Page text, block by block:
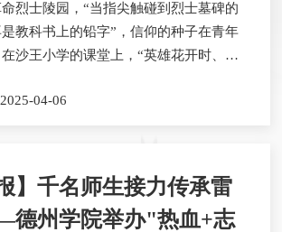
士陵园，“当指尖触碰到烈士墓碑的
教科书上的铅字”，信仰的种子在青年
沙王小学的课堂上，“英雄花开时、山
德州学院正以传统节日为切入点，把思
”和社会“大课堂”有效融合。 德州学院
化传承、情感共鸣”为一体的...
04-06
】千名师生接力传承雷
州学院举办"热血+志